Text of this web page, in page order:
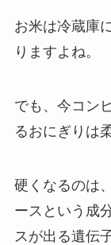
お米は冷蔵庫
りますよね。
でも、今コン
るおにぎりは
硬くなるのは
ースという成
スが出る遺伝